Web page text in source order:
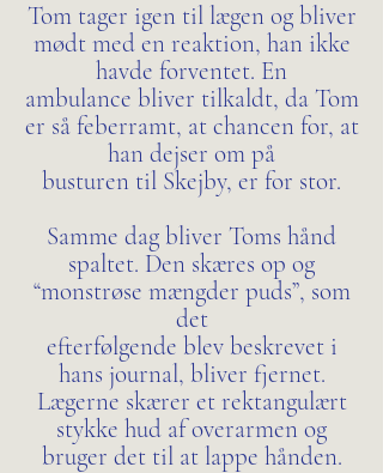
Tom tager igen til lægen og bliver
mødt med en reaktion, han ikke
havde forventet. En
ambulance bliver tilkaldt, da Tom
er så feberramt, at chancen for, at
han dejser om på
busturen til Skejby, er for stor.
Samme dag bliver Toms hånd
spaltet. Den skæres op og
“monstrøse mængder puds”, som
det
efterfølgende blev beskrevet i
hans journal, bliver fjernet.
Lægerne skærer et rektangulært
stykke hud af overarmen og
bruger det til at lappe hånden.